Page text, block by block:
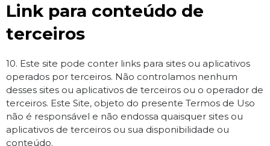
Link para conteúdo de
terceiros
10. Este site pode conter links para sites ou aplicativos
operados por terceiros. Não controlamos nenhum
desses sites ou aplicativos de terceiros ou o operador de
terceiros. Este Site, objeto do presente Termos de Uso
não é responsável e não endossa quaisquer sites ou
aplicativos de terceiros ou sua disponibilidade ou
conteúdo.